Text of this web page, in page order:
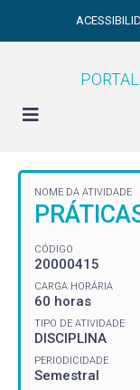
NOME DA ATIVIDADE
CÓDIGO
20000415
CARGA HORÁRIA
60 horas
TIPO DE ATIVIDADE
DISCIPLINA
PERIODICIDADE
Semestral